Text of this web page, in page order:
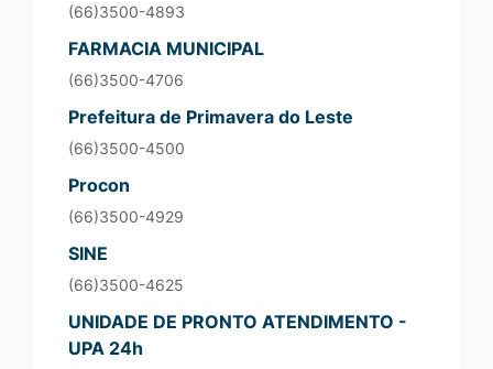
(66)3500-4893
FARMACIA MUNICIPAL
(66)3500-4706
Prefeitura de Primavera do Leste
(66)3500-4500
Procon
(66)3500-4929
SINE
(66)3500-4625
UNIDADE DE PRONTO ATENDIMENTO -
UPA 24h